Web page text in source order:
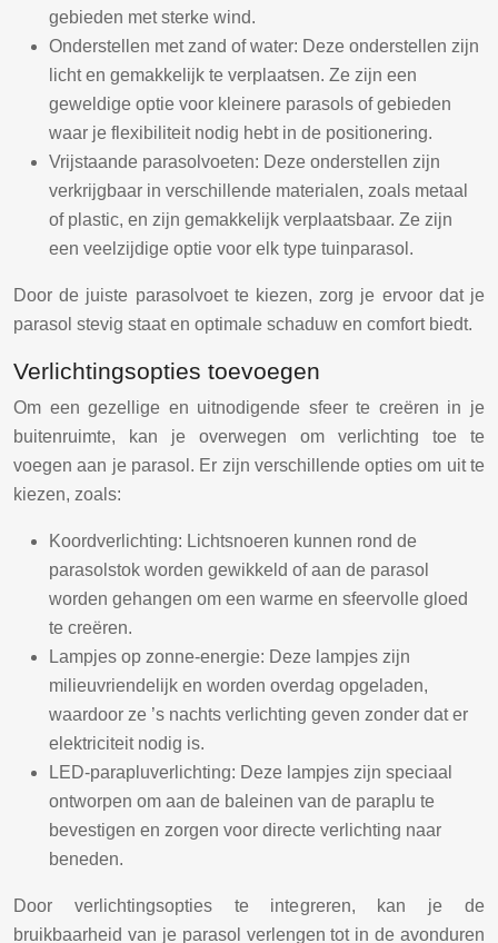
gebieden met sterke wind.
Onderstellen met zand of water: Deze onderstellen zijn
licht en gemakkelijk te verplaatsen. Ze zijn een
geweldige optie voor kleinere parasols of gebieden
waar je flexibiliteit nodig hebt in de positionering.
Vrijstaande parasolvoeten: Deze onderstellen zijn
verkrijgbaar in verschillende materialen, zoals metaal
of plastic, en zijn gemakkelijk verplaatsbaar. Ze zijn
een veelzijdige optie voor elk type tuinparasol.
Door de juiste parasolvoet te kiezen, zorg je ervoor dat je
parasol stevig staat en optimale schaduw en comfort biedt.
Verlichtingsopties toevoegen
Om een gezellige en uitnodigende sfeer te creëren in je
buitenruimte, kan je overwegen om verlichting toe te
voegen aan je parasol. Er zijn verschillende opties om uit te
kiezen, zoals:
Koordverlichting: Lichtsnoeren kunnen rond de
parasolstok worden gewikkeld of aan de parasol
worden gehangen om een warme en sfeervolle gloed
te creëren.
Lampjes op zonne-energie: Deze lampjes zijn
milieuvriendelijk en worden overdag opgeladen,
waardoor ze ’s nachts verlichting geven zonder dat er
elektriciteit nodig is.
LED-parapluverlichting: Deze lampjes zijn speciaal
ontworpen om aan de baleinen van de paraplu te
bevestigen en zorgen voor directe verlichting naar
beneden.
Door verlichtingsopties te integreren, kan je de
bruikbaarheid van je parasol verlengen tot in de avonduren